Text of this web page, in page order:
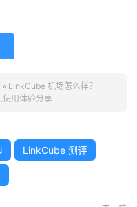
» LinkCube 机场怎么样？
用体验分享
LinkCube 测评